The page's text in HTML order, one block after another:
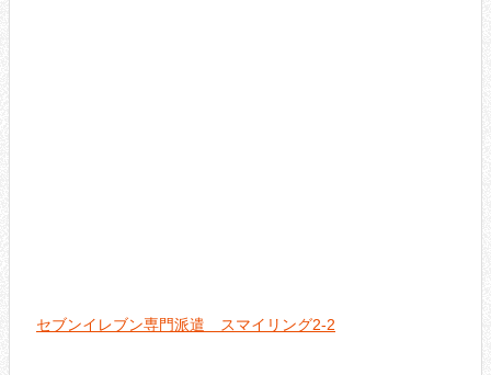
セブンイレブン専門派遣 スマイリング2-2